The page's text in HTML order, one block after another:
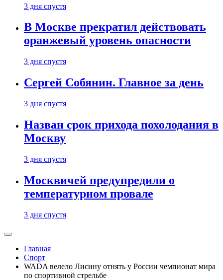
3 дня спустя
В Москве прекратил действовать
оранжевый уровень опасности
3 дня спустя
Сергей Собянин. Главное за день
3 дня спустя
Назван срок прихода похолодания в
Москву
3 дня спустя
Москвичей предупредили о
температурном провале
3 дня спустя
Главная
Спорт
WADA велело Лисину отнять у России чемпионат мира
по спортивной стрельбе